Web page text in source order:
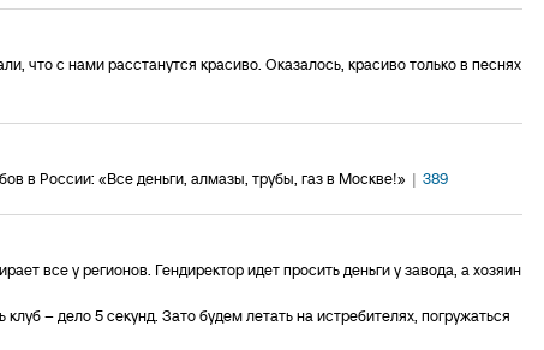
что с нами расстанутся красиво. Оказалось, красиво только в песнях
в России: «Все деньги, алмазы, трубы, газ в Москве!» | 389
все у регионов. Гендиректор идет просить деньги у завода, а хозяин
– дело 5 секунд. Зато будем летать на истребителях, погружаться